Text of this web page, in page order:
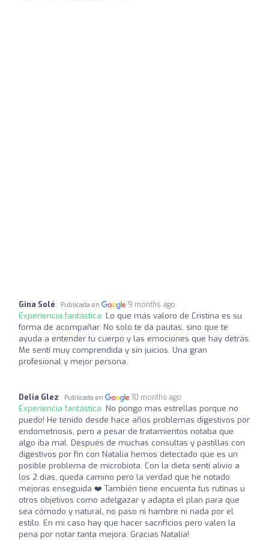
Gina Solé Publicada en 9 months ago
Experiencia fantástica: Lo que más valoro de Cristina es su
forma de acompañar. No solo te da pautas, sino que te
ayuda a entender tu cuerpo y las emociones que hay detrás.
Me sentí muy comprendida y sin juicios. Una gran
profesional y mejor persona.
Delia Glez Publicada en 10 months ago
Experiencia fantástica: No pongo mas estrellas porque no
puedo! He tenido desde hace años problemas digestivos por
endometriosis, pero a pesar de tratamientos notaba que
algo iba mal. Después de muchas consultas y pastillas con
digestivos por fin con Natalia hemos detectado que es un
posible problema de microbiota. Con la dieta sentí alivio a
los 2 días, queda camino pero la verdad que he notado
mejoras enseguida ❤️ También tiene encuenta tus rutinas u
otros objetivos como adelgazar y adapta el plan para que
sea cómodo y natural, no paso ni hambre ni nada por el
estilo. En mi caso hay que hacer sacrificios pero valen la
pena por notar tanta mejora. Gracias Natalia!